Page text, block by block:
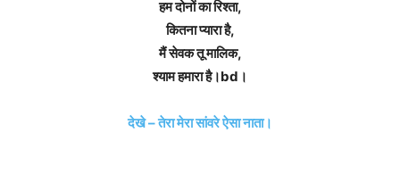
हम दोनों का रिश्ता,
कितना प्यारा है,
मैं सेवक तू मालिक,
श्याम हमारा है।bd।
देखे – तेरा मेरा सांवरे ऐसा नाता।